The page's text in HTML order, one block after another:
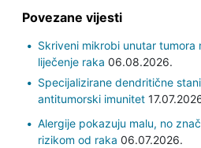
Povezane vijesti
Skriveni mikrobi unutar tumora
liječenje raka 06.08.2026.
Specijalizirane dendritične
antitumorski imunitet
Alergije pokazuju malu, no
rizikom od raka 06.07.2026.